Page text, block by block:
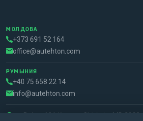
МОЛДОВА
+373 691 52 164
office@autehton.com
РУМЫНИЯ
+40 75 658 22 14
info@autehton.com
str. Doina, 191/1, mun. Chișinău, MD 2020